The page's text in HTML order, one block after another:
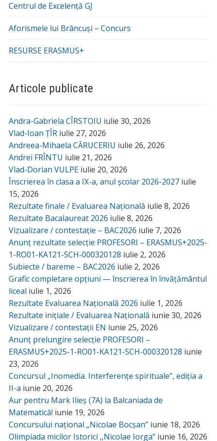
Centrul de Excelență GJ
Aforismele lui Brâncuși – Concurs
RESURSE ERASMUS+
Articole publicate
Andra-Gabriela CÎRSTOIU iulie 30, 2026
Vlad-Ioan ȚÎR iulie 27, 2026
Andreea-Mihaela CĂRUCERIU iulie 26, 2026
Andrei FRÎNTU iulie 21, 2026
Vlad-Dorian VULPE iulie 20, 2026
Înscrierea în clasa a IX-a, anul școlar 2026-2027 iulie
15, 2026
Rezultate finale / Evaluarea Națională iulie 8, 2026
Rezultate Bacalaureat 2026 iulie 8, 2026
Vizualizare / contestație – BAC2026 iulie 7, 2026
Anunț rezultate selecție PROFESORI – ERASMUS+2025-
1-RO01-KA121-SCH-000320128 iulie 2, 2026
Subiecte / bareme – BAC2026 iulie 2, 2026
Grafic completare opțiuni — înscrierea în învățământul
liceal iulie 1, 2026
Rezultate Evaluarea Națională 2026 iulie 1, 2026
Rezultate inițiale / Evaluarea Națională iunie 30, 2026
Vizualizare / contestații EN iunie 25, 2026
Anunț prelungire selecție PROFESORI –
ERASMUS+2025-1-RO01-KA121-SCH-000320128 iunie
23, 2026
Concursul „Inomedia. Interferențe spirituale”, ediția a
II-a iunie 20, 2026
Aur pentru Mark Ilieș (7A) la Balcaniada de
Matematică! iunie 19, 2026
Concursului național „Nicolae Bocșan” iunie 18, 2026
Olimpiada micilor Istorici ,,Nicolae Iorga” iunie 16, 2026